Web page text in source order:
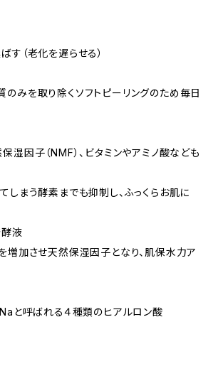
す（老化を遅らせる）
みを取り除くソフトピーリングのため毎日
湿因子（NMF）、ビタミンやアミノ酸なども
しまう酵素までも抑制し、ふっくらお肌に
液
増加させ天然保湿因子となり、肌保水力ア
と呼ばれる４種類のヒアルロン酸